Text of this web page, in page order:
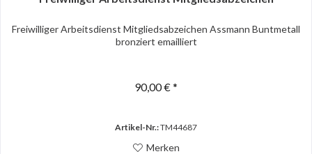
Freiwilliger Arbeitsdienst Mitgliedsabzeichen Assmann Buntmetall
bronziert emailliert
90,00 € *
Artikel-Nr.:TM44687
Merken